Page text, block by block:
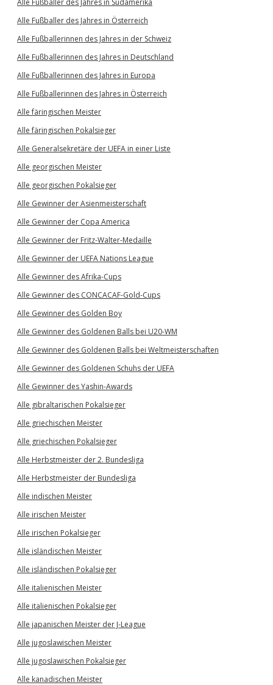
Alle Fußballer des Jahres in Südamerika
Alle Fußballer des Jahres in Österreich
Alle Fußballerinnen des Jahres in der Schweiz
Alle Fußballerinnen des Jahres in Deutschland
Alle Fußballerinnen des Jahres in Europa
Alle Fußballerinnen des Jahres in Österreich
Alle färingischen Meister
Alle färingischen Pokalsieger
Alle Generalsekretäre der UEFA in einer Liste
Alle georgischen Meister
Alle georgischen Pokalsieger
Alle Gewinner der Asienmeisterschaft
Alle Gewinner der Copa America
Alle Gewinner der Fritz-Walter-Medaille
Alle Gewinner der UEFA Nations League
Alle Gewinner des Afrika-Cups
Alle Gewinner des CONCACAF-Gold-Cups
Alle Gewinner des Golden Boy
Alle Gewinner des Goldenen Balls bei U20-WM
Alle Gewinner des Goldenen Balls bei Weltmeisterschaften
Alle Gewinner des Goldenen Schuhs der UEFA
Alle Gewinner des Yashin-Awards
Alle gibraltarischen Pokalsieger
Alle griechischen Meister
Alle griechischen Pokalsieger
Alle Herbstmeister der 2. Bundesliga
Alle Herbstmeister der Bundesliga
Alle indischen Meister
Alle irischen Meister
Alle irischen Pokalsieger
Alle isländischen Meister
Alle isländischen Pokalsieger
Alle italienischen Meister
Alle italienischen Pokalsieger
Alle japanischen Meister der J-League
Alle jugoslawischen Meister
Alle jugoslawischen Pokalsieger
Alle kanadischen Meister